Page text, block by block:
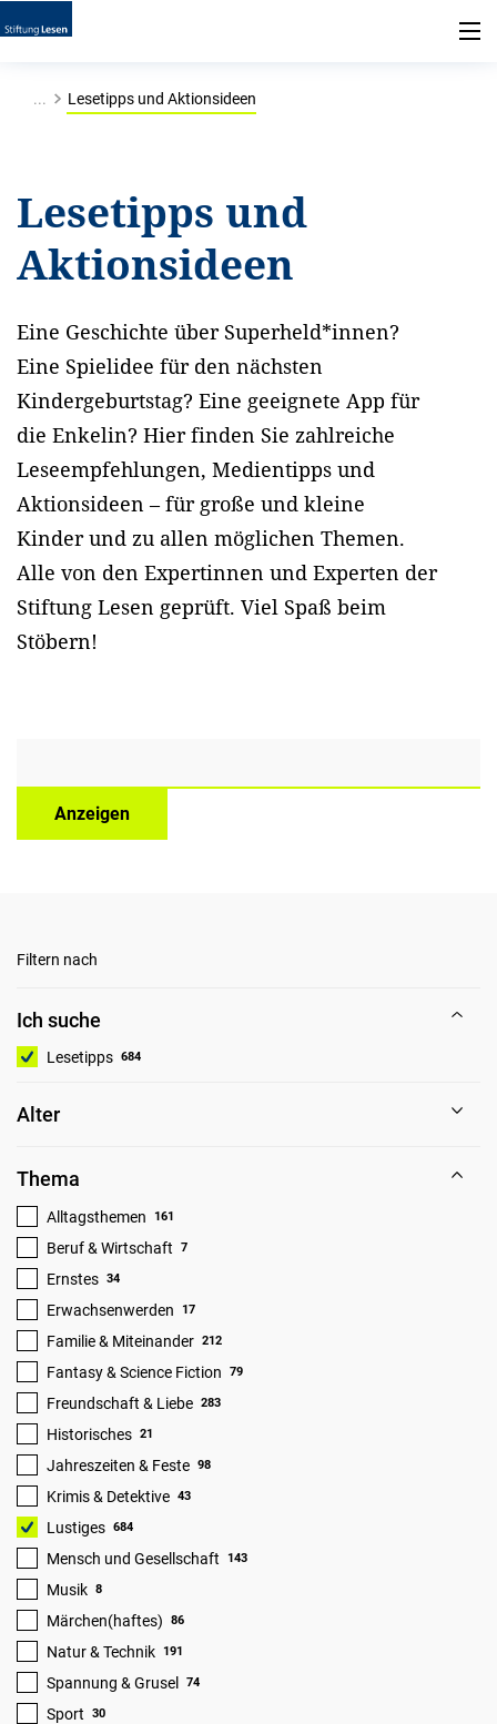
... Lesetipps und Aktionsideen
Lesetipps und
Aktionsideen
Eine Geschichte über Superheld*innen?
Eine Spielidee für den nächsten
Kindergeburtstag? Eine geeignete App für
die Enkelin? Hier finden Sie zahlreiche
Leseempfehlungen, Medientipps und
Aktionsideen – für große und kleine
Kinder und zu allen möglichen Themen.
Alle von den Expertinnen und Experten der
Stiftung Lesen geprüft. Viel Spaß beim
Stöbern!
Anzeigen
Filtern nach
Ich suche
Lesetipps 684
Alter
Thema
Alltagsthemen 161
Beruf & Wirtschaft 7
Ernstes 34
Erwachsenwerden 17
Familie & Miteinander 212
Fantasy & Science Fiction 79
Freundschaft & Liebe 283
Historisches 21
Jahreszeiten & Feste 98
Krimis & Detektive 43
Lustiges 684
Mensch und Gesellschaft 143
Musik 8
Märchen(haftes) 86
Natur & Technik 191
Spannung & Grusel 74
Sport 30